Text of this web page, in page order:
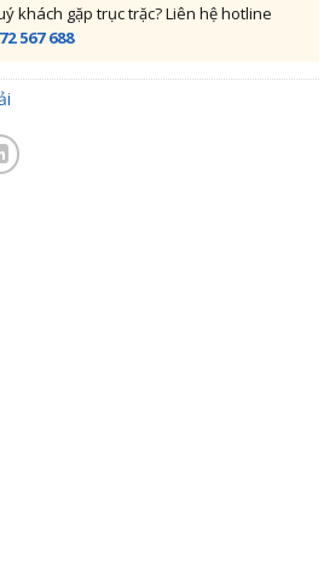
khách gặp trục trặc? Liên hệ hotline
567 688